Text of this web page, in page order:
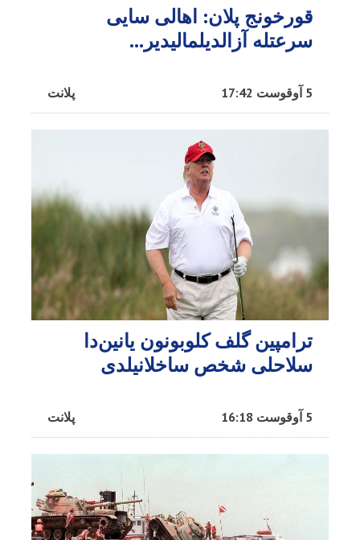
قورخونج پلان: اهالی سایی
سرعتله آزالدیلمالیدیر...
پلانت 5 آوقوست 17:42
ترامپین گلف کلوبونون یانین‌دا
سلاحلی شخص ساخلانیلدی
پلانت 5 آوقوست 16:18